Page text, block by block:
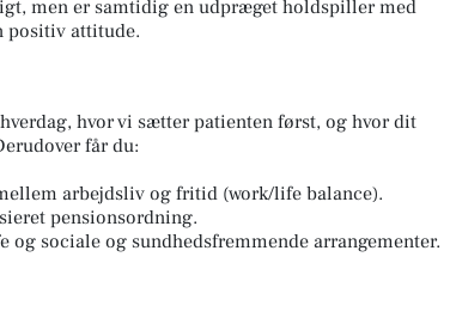
men er samtidig en udpræget holdspiller med
positiv attitude.
hvor vi sætter patienten først, og hvor dit
får du:
arbejdsliv og fritid (work/life balance).
pensionsordning.
og sociale og sundhedsfremmende arrangementer.